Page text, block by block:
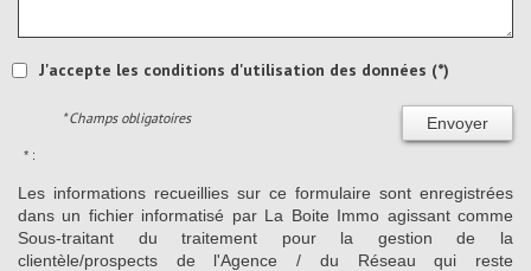
J'accepte les conditions d'utilisation des données (*)
Envoyer
* Champs obligatoires
* :
Les informations recueillies sur ce formulaire sont enregistrées
dans un fichier informatisé par La Boite Immo agissant comme
Sous-traitant du traitement pour la gestion de la
clientèle/prospects de l'Agence / du Réseau qui reste